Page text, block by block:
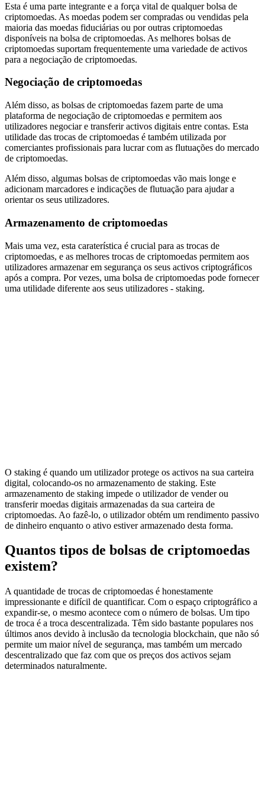
Esta é uma parte integrante e a força vital de qualquer bolsa de
criptomoedas. As moedas podem ser compradas ou vendidas pela
maioria das moedas fiduciárias ou por outras criptomoedas
disponíveis na bolsa de criptomoedas. As melhores bolsas de
criptomoedas suportam frequentemente uma variedade de activos
para a negociação de criptomoedas.
Negociação de criptomoedas
Além disso, as bolsas de criptomoedas fazem parte de uma
plataforma de negociação de criptomoedas e permitem aos
utilizadores negociar e transferir activos digitais entre contas. Esta
utilidade das trocas de criptomoedas é também utilizada por
comerciantes profissionais para lucrar com as flutuações do mercado
de criptomoedas.
Além disso, algumas bolsas de criptomoedas vão mais longe e
adicionam marcadores e indicações de flutuação para ajudar a
orientar os seus utilizadores.
Armazenamento de criptomoedas
Mais uma vez, esta caraterística é crucial para as trocas de
criptomoedas, e as melhores trocas de criptomoedas permitem aos
utilizadores armazenar em segurança os seus activos criptográficos
após a compra. Por vezes, uma bolsa de criptomoedas pode fornecer
uma utilidade diferente aos seus utilizadores - staking.
O staking é quando um utilizador protege os activos na sua carteira
digital, colocando-os no armazenamento de staking. Este
armazenamento de staking impede o utilizador de vender ou
transferir moedas digitais armazenadas da sua carteira de
criptomoedas. Ao fazê-lo, o utilizador obtém um rendimento passivo
de dinheiro enquanto o ativo estiver armazenado desta forma.
Quantos tipos de bolsas de criptomoedas
existem?
A quantidade de trocas de criptomoedas é honestamente
impressionante e difícil de quantificar. Com o espaço criptográfico a
expandir-se, o mesmo acontece com o número de bolsas. Um tipo
de troca é a troca descentralizada. Têm sido bastante populares nos
últimos anos devido à inclusão da tecnologia blockchain, que não só
permite um maior nível de segurança, mas também um mercado
descentralizado que faz com que os preços dos activos sejam
determinados naturalmente.